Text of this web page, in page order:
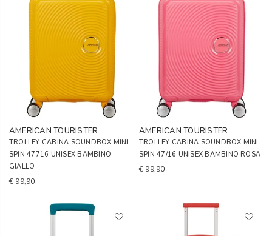
AMERICAN TOURISTER
TROLLEY CABINA SOUNDBOX MINI
SPIN 47716 UNISEX BAMBINO
GIALLO
€ 99,90
AMERICAN TOURISTER
TROLLEY CABINA SOUNDBOX MINI
SPIN 47/16 UNISEX BAMBINO ROSA
€ 99,90